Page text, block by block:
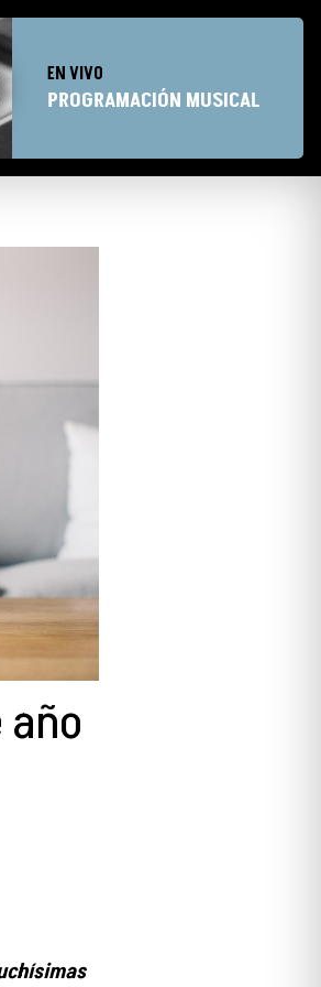
EN VIVO
PROGRAMACIÓN MUSICAL